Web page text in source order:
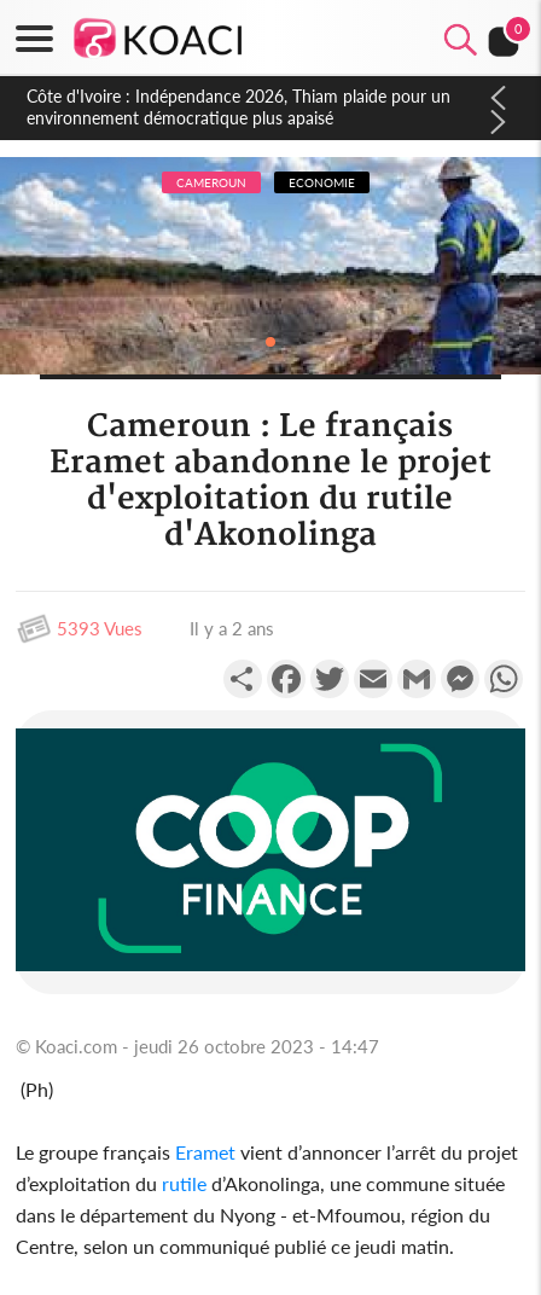
0
Côte d'Ivoire : Concours INFAS 2026, les convocations
seront disponibles à compter du samedi
CAMEROUN ECONOMIE
Cameroun : Le français
Eramet abandonne le projet
d'exploitation du rutile
d'Akonolinga
5393 Vues Il y a 2 ans
PartagerFacebookTwitterEmail Gmail
© Koaci.com - jeudi 26 octobre 2023 - 14:47
(Ph)
Le groupe français Eramet vient d’annoncer l’arrêt du projet
d’exploitation du rutile d’Akonolinga, une commune située
dans le département du Nyong - et-Mfoumou, région du
Centre, selon un communiqué publié ce jeudi matin.